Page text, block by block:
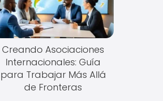
Creando Asociaciones
Internacionales: Guía
para Trabajar Más Allá
de Fronteras